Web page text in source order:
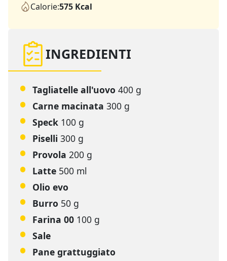
Calorie:575 Kcal
INGREDIENTI
Tagliatelle all'uovo 400 g
Carne macinata 300 g
Speck 100 g
Piselli 300 g
Provola 200 g
Latte 500 ml
Olio evo
Burro 50 g
Farina 00 100 g
Sale
Pane grattuggiato